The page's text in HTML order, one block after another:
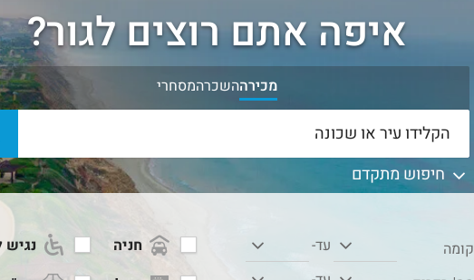
איפה אתם רוצים לגור?
מכירההשכרהמסחרי
חיפוש מתקדם
קומה
עד-
חניה
נגיש